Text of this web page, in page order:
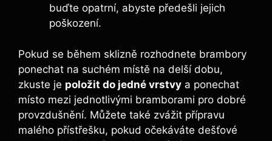
buďte opatrní, abyste předešli jejich
poškození.
Pokud se během sklizně rozhodnete brambory
ponechat na suchém místě na delší dobu,
zkuste je položit do jedné vrstvy a ponechat
místo mezi jednotlivými bramborami pro dobré
provzdušnění. Můžete také zvážit přípravu
malého přístřešku, pokud očekáváte dešťové